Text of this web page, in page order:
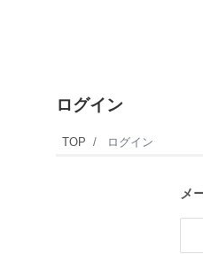
ログイン
TOP ログイン
メ